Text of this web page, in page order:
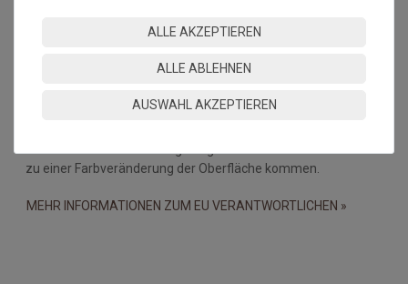
sowie Farbabweichungen zwischen Bildschirmfoto und
durch eine Wechselwirkung mit gummibeschichteten Matten
zu einer Farbveränderung der Oberfläche kommen.
MEHR INFORMATIONEN ZUM EU VERANTWORTLICHEN »
ALLE AKZEPTIEREN
ALLE ABLEHNEN
AUSWAHL AKZEPTIEREN